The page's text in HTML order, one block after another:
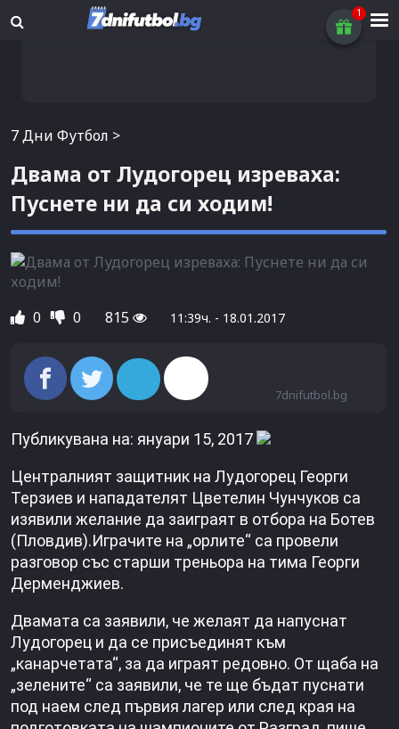
7 Дни Футбол >
Двама от Лудогорец изреваха:
Пуснете ни да си ходим!
0 0 815 11:39ч. - 18.01.2017
7dnifutbol.bg
Публикувана на: януари 15, 2017
Централният защитник на Лудогорец Георги
Терзиев и нападателят Цветелин Чунчуков са
изявили желание да заиграят в отбора на Ботев
(Пловдив).Играчите на „орлите“ са провели
разговор със старши треньора на тима Георги
Дерменджиев.
Двамата са заявили, че желаят да напуснат
Лудогорец и да се присъединят към
„канарчетата“, за да играят редовно. От щаба на
„зелените“ са заявили, че те ще бъдат пуснати
под наем след първия лагер или след края на